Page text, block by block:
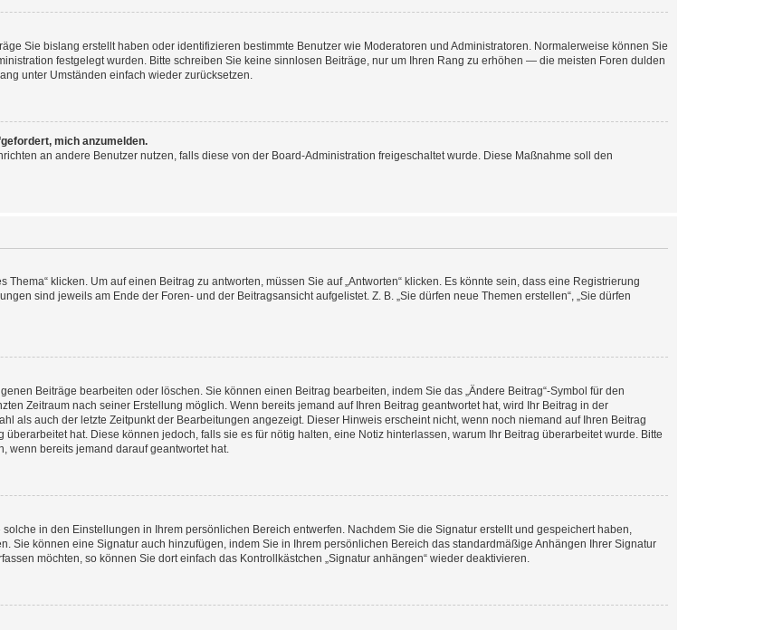
Sie bislang erstellt haben oder identifizieren bestimmte Benutzer wie Moderatoren und Administratoren. Normalerweise können Sie
festgelegt wurden. Bitte schreiben Sie keine sinnlosen Beiträge, nur um Ihren Rang zu erhöhen — die meisten Foren dulden
unter Umständen einfach wieder zurücksetzen.
mich anzumelden.
an andere Benutzer nutzen, falls diese von der Board-Administration freigeschaltet wurde. Diese Maßnahme soll den
klicken. Um auf einen Beitrag zu antworten, müssen Sie auf „Antworten“ klicken. Es könnte sein, dass eine Registrierung
sind jeweils am Ende der Foren- und der Beitragsansicht aufgelistet. Z. B. „Sie dürfen neue Themen erstellen“, „Sie dürfen
Beiträge bearbeiten oder löschen. Sie können einen Beitrag bearbeiten, indem Sie das „Ändere Beitrag“-Symbol für den
Zeitraum nach seiner Erstellung möglich. Wenn bereits jemand auf Ihren Beitrag geantwortet hat, wird Ihr Beitrag in der
als auch der letzte Zeitpunkt der Bearbeitungen angezeigt. Dieser Hinweis erscheint nicht, wenn noch niemand auf Ihren Beitrag
hat. Diese können jedoch, falls sie es für nötig halten, eine Notiz hinterlassen, warum Ihr Beitrag überarbeitet wurde. Bitte
wenn bereits jemand darauf geantwortet hat.
in den Einstellungen in Ihrem persönlichen Bereich entwerfen. Nachdem Sie die Signatur erstellt und gespeichert haben,
Sie können eine Signatur auch hinzufügen, indem Sie in Ihrem persönlichen Bereich das standardmäßige Anhängen Ihrer Signatur
möchten, so können Sie dort einfach das Kontrollkästchen „Signatur anhängen“ wieder deaktivieren.